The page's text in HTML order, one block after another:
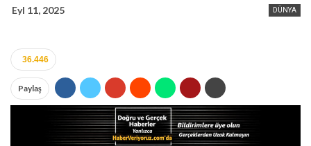
DÜNYA
Eyl 11, 2025
36.446
Paylaş